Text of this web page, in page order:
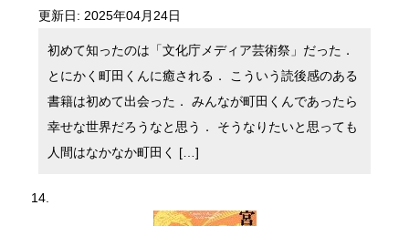
更新日: 2025年04月24日
初めて知ったのは「文化庁メディア芸術祭」だった．
とにかく町田くんに癒される． こういう読後感のある
書籍は初めて出会った． みんなが町田くんであったら
幸せな世界だろうなと思う． そうなりたいと思っても
人間はなかなか町田く […]